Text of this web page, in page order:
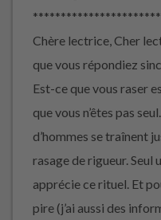
Chère lectrice, Cher
que vous répondiez
Est-ce que vous raser
que vous n’êtes pas
d’hommes se traînent
rasage de rigueur. Seul
apprécie ce rituel. Et
pire (j’ai aussi des